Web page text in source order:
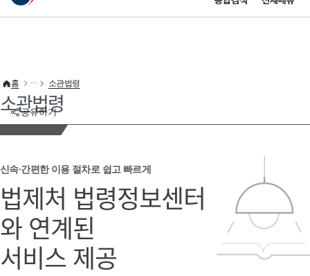
이 누리집은 대한민국 공식 전자정부 누리집입니다.
공유하기
홈 소관법령
소관법령
신속·간편한 이용 절차로 쉽고 빠르게
법제처 법령정보센터
와 연계된
서비스 제공